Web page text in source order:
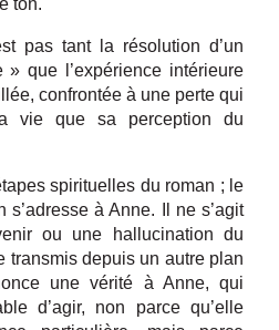
pas tant la résolution d’un
» que l’expérience intérieure
confrontée à une perte qui
vie que sa perception du
spirituelles du roman ; le
à Anne. Il ne s’agit
ou une hallucination du
transmis depuis un autre plan
une vérité à Anne, qui
d’agir, non parce qu’elle